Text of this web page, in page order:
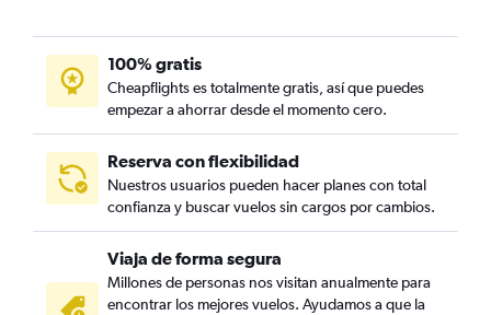
100% gratis
Cheapflights es totalmente gratis, así que puedes
empezar a ahorrar desde el momento cero.
Reserva con flexibilidad
Nuestros usuarios pueden hacer planes con total
confianza y buscar vuelos sin cargos por cambios.
Viaja de forma segura
Millones de personas nos visitan anualmente para
encontrar los mejores vuelos. Ayudamos a que la